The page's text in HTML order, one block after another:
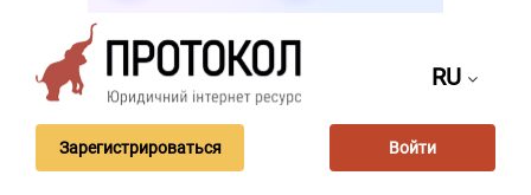
RU
Зарегистрироваться Войти